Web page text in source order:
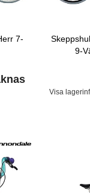
7-
9-
Visa